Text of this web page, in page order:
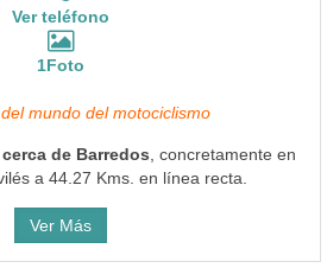
Ver teléfono
1Foto
mundo del motociclismo
de Barredos , concretamente en
a 44.27 Kms. en línea recta.
Ver Más